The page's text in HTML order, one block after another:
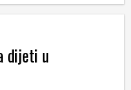
dijeti u